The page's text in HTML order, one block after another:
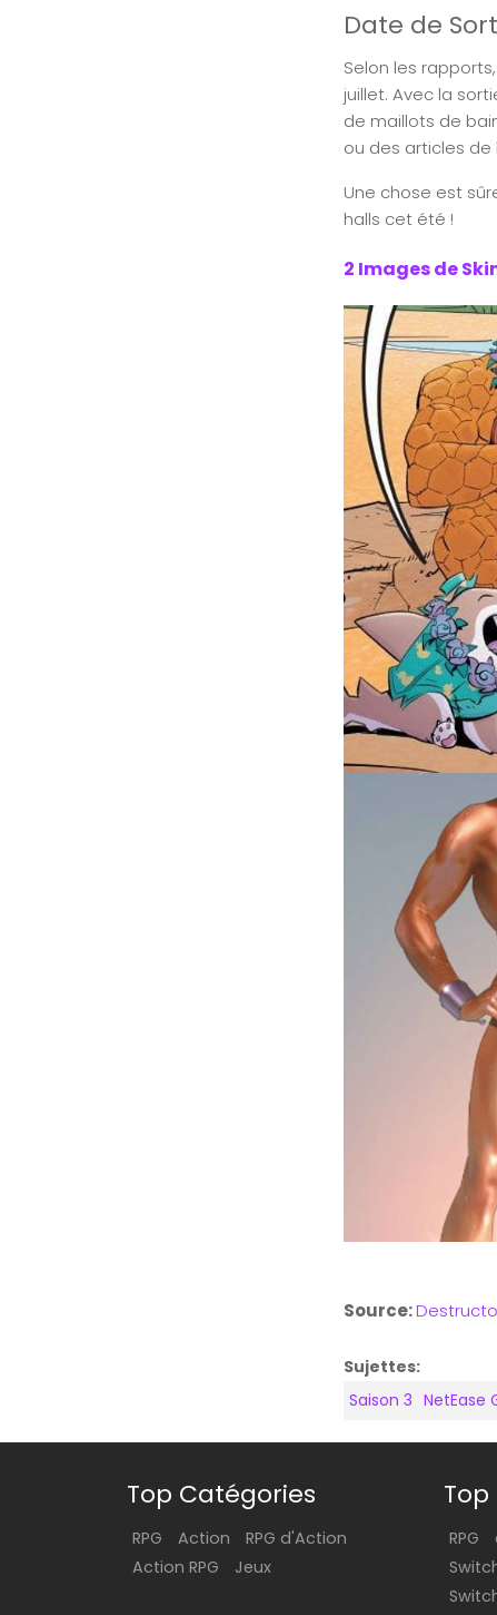
Date de
Selon les
juillet. Avec la
de maillots de
ou des articles de
Une chose est
halls cet été !
2 Images de
Source:
Sujettes:
Saison 3 NetEase
Top Catégories
RPG Action
RPG d'Action
Action RPG
Jeux
Top
RPG